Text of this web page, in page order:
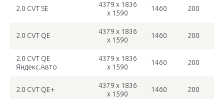
2.0 CVT SE
4379 x 1836
x 1590
1460 200
2.0 CVT QE
4379 x 1836
x 1590
1460 200
2.0 CVT QE
Яндекс.Авто
4379 x 1836
x 1590
1460 200
2.0 CVT QE+
4379 x 1836
x 1590
1460 200